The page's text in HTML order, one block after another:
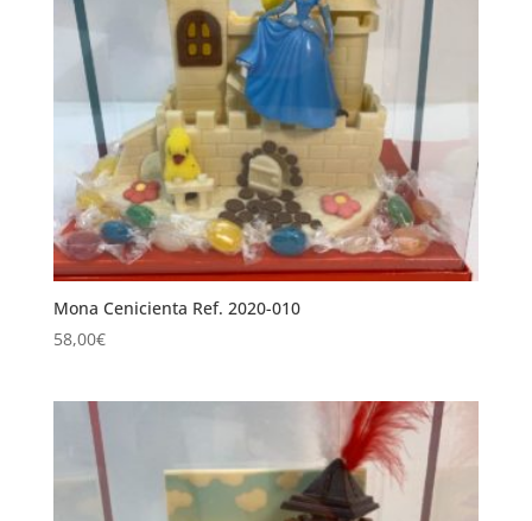
Mona Cenicienta Ref. 2020-010
58,00€